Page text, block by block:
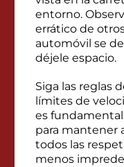
entorno.
errático de
automóvil se
déjele espacio.
Siga las reglas
límites de
es
para mantener
todos las
menos